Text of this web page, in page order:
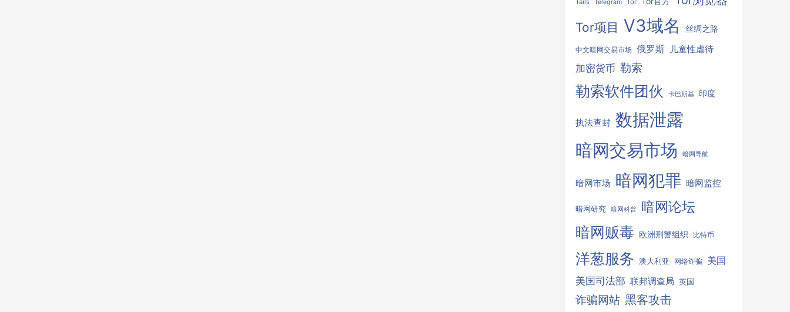
Telegram
Tor项目 V3域名 丝绸之路
中文暗网交易市场 俄罗斯 儿童性虐待
加密货币 勒索
勒索软件团伙 卡巴斯基 印度
执法查封 数据泄露
暗网交易市场
暗网导航
暗网市场 暗网犯罪 暗网监控
暗网研究 暗网科普 暗网论坛
暗网贩毒 欧洲刑警组织 比特币
洋葱服务 澳大利亚 网络诈骗 美国
美国司法部 联邦调查局 英国
诈骗网站 黑客攻击